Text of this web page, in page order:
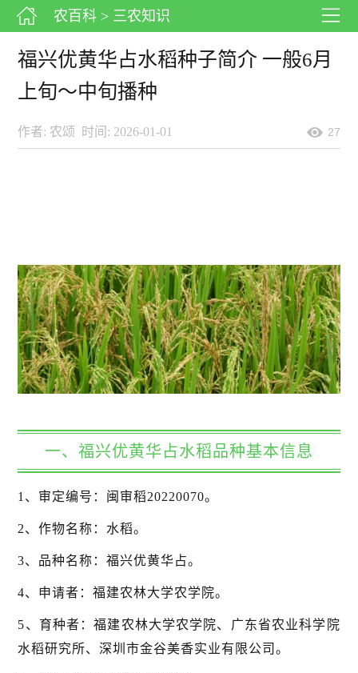
农百科 > 三农知识
福兴优黄华占水稻种子简介 一般6月
上旬～中旬播种
作者: 农颂 时间: 2026-01-01 27
一、福兴优黄华占水稻品种基本信息
1、审定编号：闽审稻20220070。
2、作物名称：水稻。
3、品种名称：福兴优黄华占。
4、申请者：福建农林大学农学院。
5、育种者：福建农林大学农学院、广东省农业科学院
水稻研究所、深圳市金谷美香实业有限公司。